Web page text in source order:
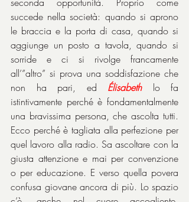
succede nella società: quando si aprono
le braccia e la porta di casa, quando si
aggiunge un posto a tavola, quando si
sorride e ci si rivolge francamente
all’”altro” si prova una soddisfazione che
non ha pari, ed Élisabeth lo fa
istintivamente perché è fondamentalmente
una bravissima persona, che ascolta tutti.
Ecco perché è tagliata alla perfezione per
quel lavoro alla radio. Sa ascoltare con la
giusta attenzione e mai per convenzione
o per educazione. E verso quella povera
confusa giovane ancora di più. Lo spazio